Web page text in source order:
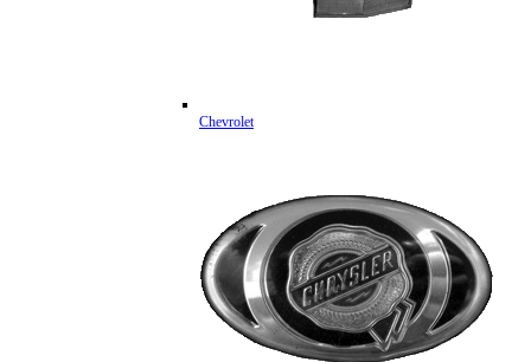
Chevrolet